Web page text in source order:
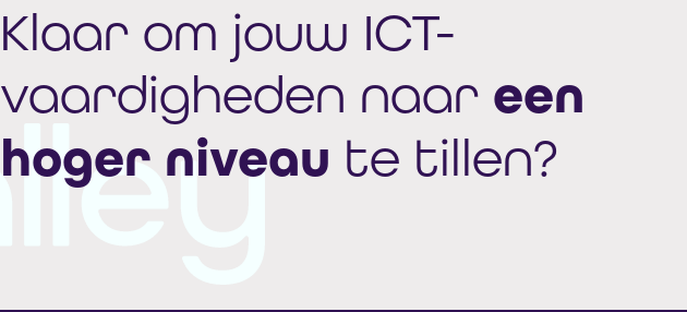
Klaar om jouw ICT-
vaardigheden naar een
hoger niveau te tillen?